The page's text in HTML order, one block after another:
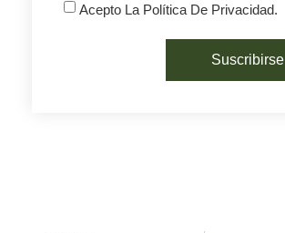
Acepto La Política De Privacidad.
Suscribirse